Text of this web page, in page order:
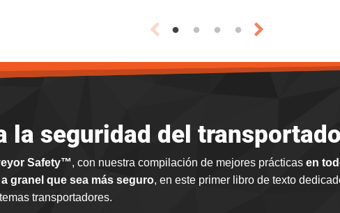
la seguridad del
Safety™, con nuestra compilación de mejores prácticas en
granel que sea más seguro, en este primer libro de texto
transportadores.